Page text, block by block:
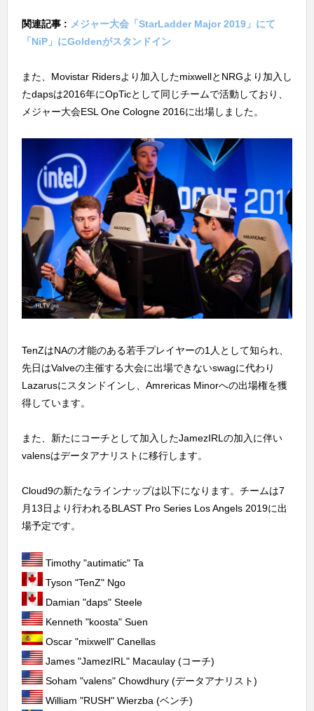
関連記事 : メジャー大会「StarLadder Major 2019」にて
「NiP」にGoldenがスタンドイン
また、Movistar Ridersより加入したmixwellとNRGより加入し
たdapsは2016年にOpTicとして同じチームで活動しており、
メジャー大会ESL One Cologne 2016に出場しました。
TenZはNAの才能のある若手プレイヤーの1人として知られ、
先日はValveの主催する大会に出場できないswagに代わり
Lazarusにスタンドインし、Amrericas Minorへの出場権を獲
得しています。
また、新たにコーチとして加入したJamezIRLの加入に伴い
valensはデータアナリストに移行します。
Cloud9の新たなラインナップは以下になります。チームは7
月13日より行われるBLAST Pro Series Los Angels 2019に出
場予定です。
Timothy "autimatic" Ta
Tyson "TenZ" Ngo
Damian "daps" Steele
Kenneth "koosta" Suen
Oscar "mixwell" Canellas
James "JamezIRL" Macaulay (コーチ)
Soham "valens" Chowdhury (データアナリスト)
William "RUSH" Wierzba (ベンチ)